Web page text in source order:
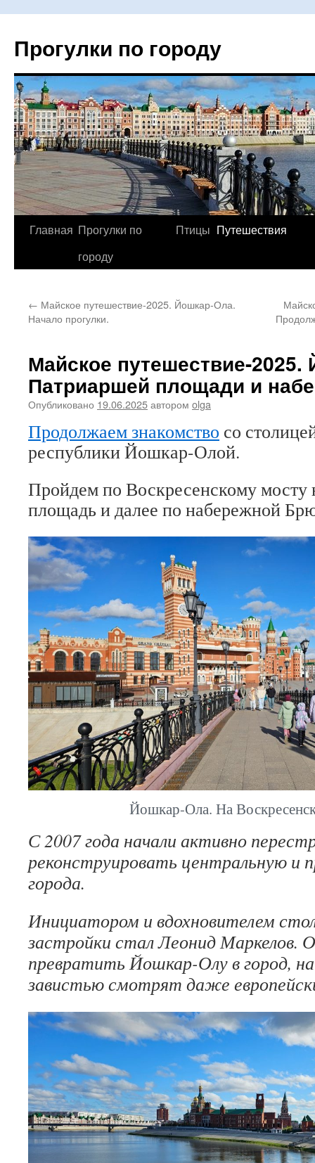
Прогулки по городу
Перейти
Главная Прогулки по
городу
Птицы Путешествия
← Майское путешествие-2025. Йошкар-Ола.
Начало прогулки.
Майское путешествие-
Патриаршей площади и
Опубликовано 19.06.2025автором olga
Продолжаем знакомство со
республики Йошкар-Олой.
Пройдем по Воскресенскому
площадь и далее по набережной
Йошкар-Ола. На
С 2007 года начали активно
реконструировать центральную и
города.
Инициатором и вдохновителем
застройки стал Леонид Маркелов.
превратить Йошкар-Олу в город,
завистью смотрят даже